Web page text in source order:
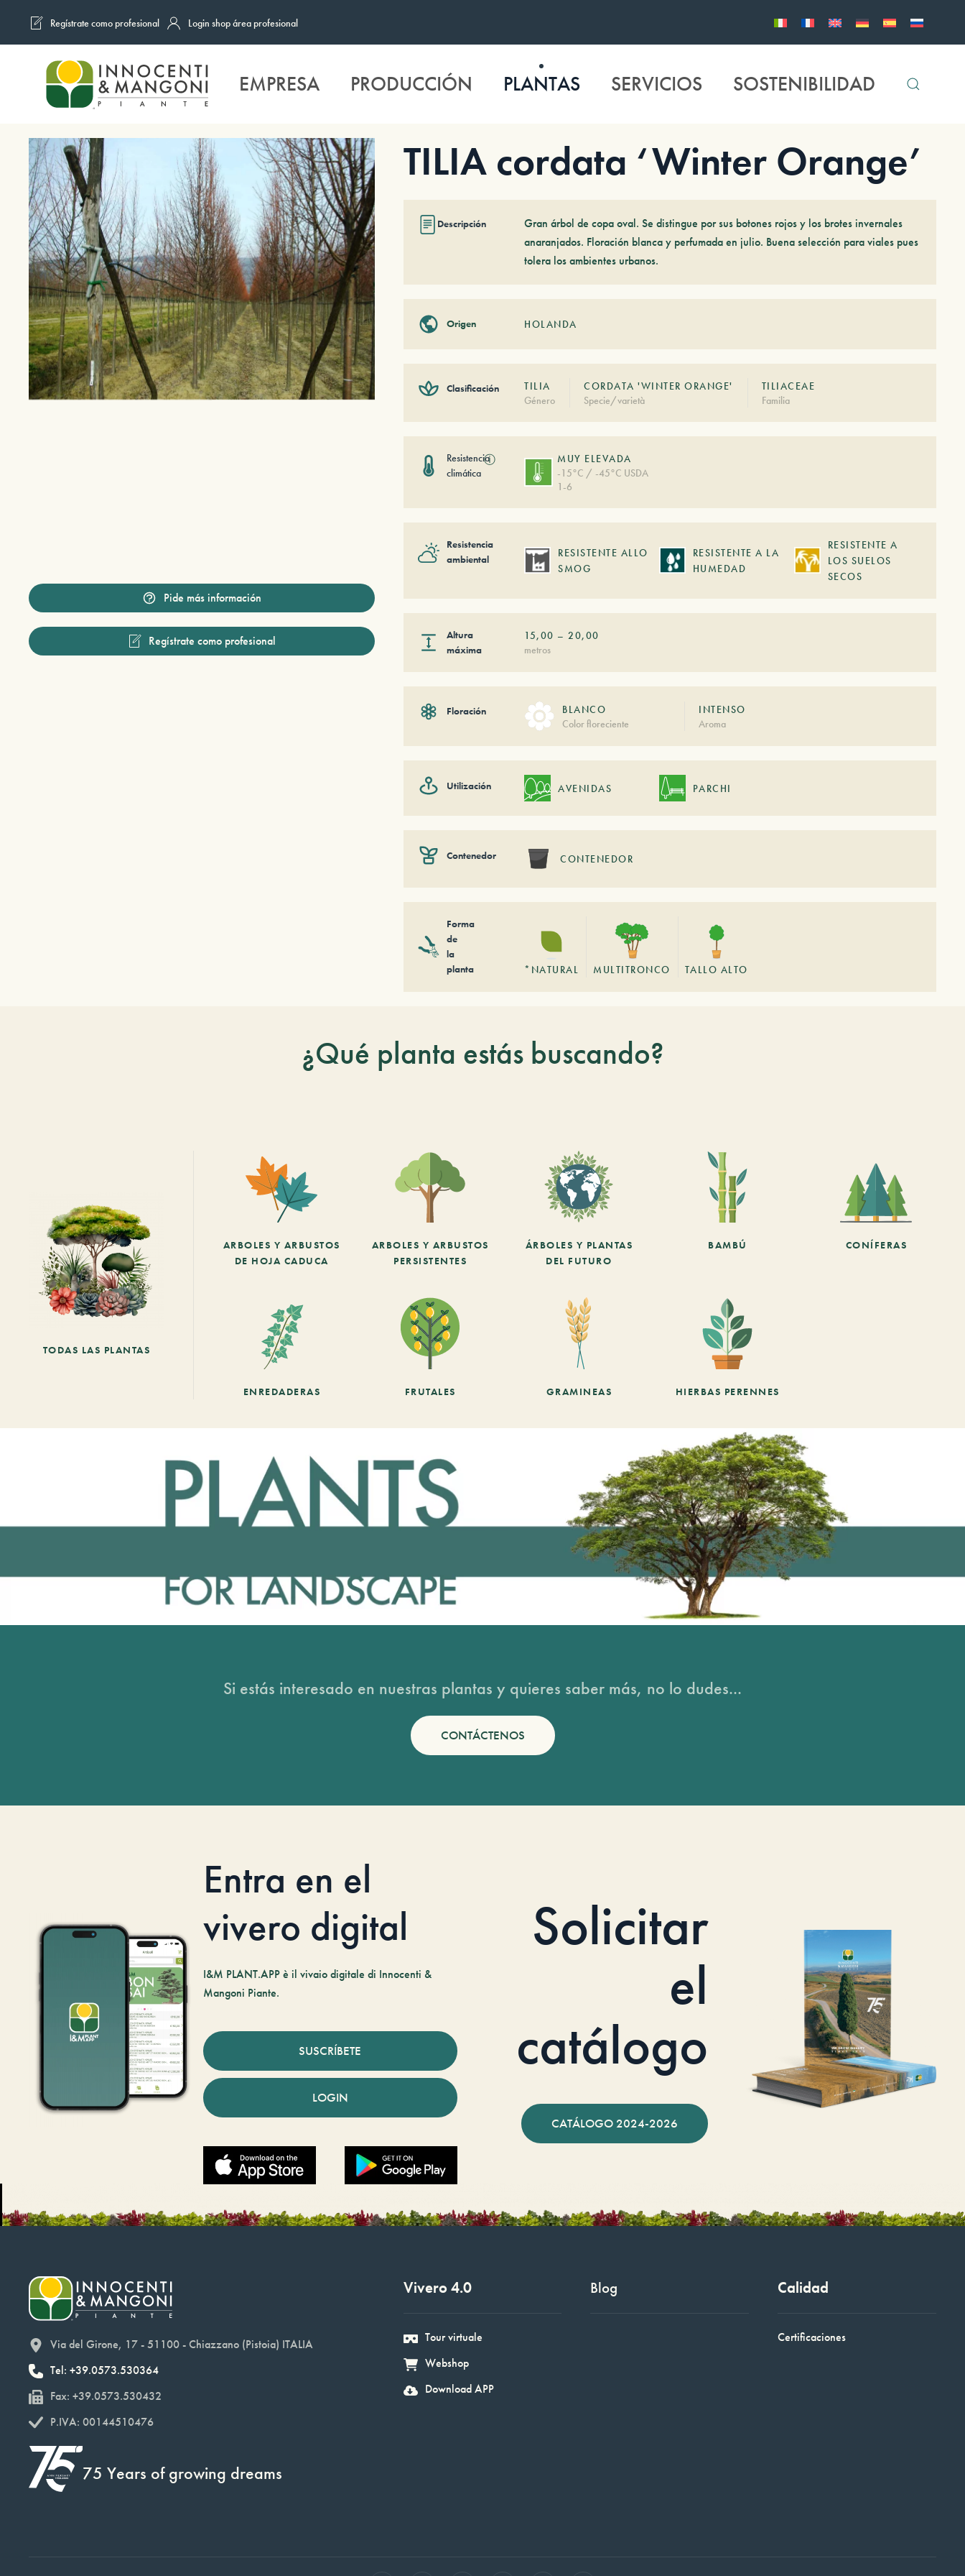
Skip to main content
Regístrate como profesional Login shop área profesional
EMPRESA PRODUCCIÓN PLANTAS SERVICIOS SOSTENIBILIDAD
Pide más información
Regístrate como profesional
TILIA cordata ‘Winter Orange’
Descripción
Gran árbol de copa oval. Se distingue por sus botones rojos y los brotes invernales
anaranjados. Floración blanca y perfumada en julio. Buena selección para viales pues
tolera los ambientes urbanos.
Origen HOLANDA
Clasificación
TILIA
Género
CORDATA 'WINTER ORANGE'
Specie/varietà
TILIACEAE
Familia
Resistencia
climática
ⓘ
MUY ELEVADA
-15°C / -45°C USDA
1-6
Resistencia
ambiental
RESISTENTE ALLO
SMOG
RESISTENTE A LA
HUMEDAD
RESISTENTE A
LOS SUELOS
SECOS
Altura
máxima
15,00 –20,00
metros
Floración
BLANCO
Color floreciente
INTENSO
Aroma
Utilización AVENIDAS PARCHI
Contenedor CONTENEDOR
Forma
de
la
planta
*NATURAL MULTITRONCO TALLO ALTO
¿Qué planta estás buscando?
TODAS LAS PLANTAS
ARBOLES Y ARBUSTOS
DE HOJA CADUCA
ARBOLES Y ARBUSTOS
PERSISTENTES
ÁRBOLES Y PLANTAS
DEL FUTURO
BAMBÚ CONÍFERAS
ENREDADERAS FRUTALES GRAMINEAS HIERBAS PERENNES
Si estás interesado en nuestras plantas y quieres saber más, no lo dudes...
CONTÁCTENOS
Entra en el
vivero digital
I&M PLANT.APP è il vivaio digitale di Innocenti &
Mangoni Piante.
SUSCRÍBETE
LOGIN
Solicitar
el
catálogo
CATÁLOGO 2024-2026
Via del Girone, 17 - 51100 - Chiazzano (Pistoia) ITALIA
Tel: +39.0573.530364
Fax: +39.0573.530432
P.IVA: 00144510476
75 Years of growing dreams
Vivero 4.0
Tour virtuale
Webshop
Download APP
Blog Calidad
Certificaciones